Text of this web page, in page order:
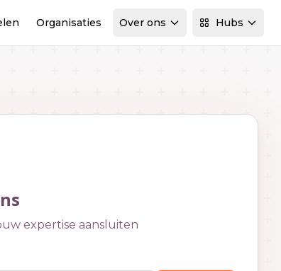
Organisaties Over ons Hubs
expertise aansluiten